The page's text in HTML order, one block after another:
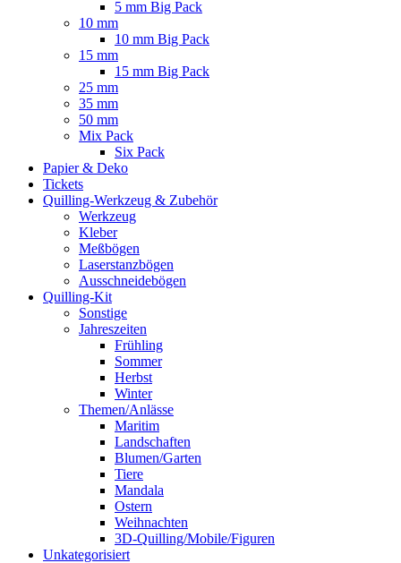
5 mm Big Pack
10 mm
10 mm Big Pack
15 mm
15 mm Big Pack
25 mm
35 mm
50 mm
Mix Pack
Six Pack
Papier & Deko
Tickets
Quilling-Werkzeug & Zubehör
Werkzeug
Kleber
Meßbögen
Laserstanzbögen
Ausschneidebögen
Quilling-Kit
Sonstige
Jahreszeiten
Frühling
Sommer
Herbst
Winter
Themen/Anlässe
Maritim
Landschaften
Blumen/Garten
Tiere
Mandala
Ostern
Weihnachten
3D-Quilling/Mobile/Figuren
Unkategorisiert